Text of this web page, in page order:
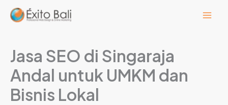
Lewati
Jasa SEO di Singaraja
Andal untuk UMKM dan
Bisnis Lokal